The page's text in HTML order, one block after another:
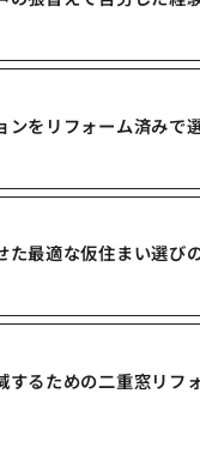
ンをリフォーム済みで
た最適な仮住まい選び
するための二重窓リフ